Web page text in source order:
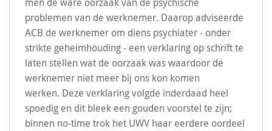
problemen van de werknemer. Daarop adviseerde
ACB de werknemer om diens psychiater - onder
strikte geheimhouding - een verklaring op schrift te
laten stellen wat de oorzaak was waardoor de
werknemer niet meer bij ons kon komen
werken. Deze verklaring volgde inderdaad heel
spoedig en dit bleek een gouden voorstel te zijn;
binnen no-time trok het UWV haar eerdere oordeel